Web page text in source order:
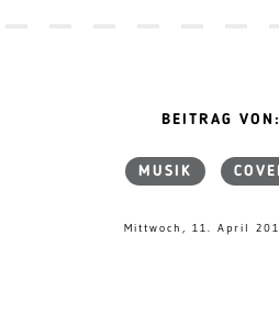
BEITRAG
MUSIK
Mittwoch, 11. April